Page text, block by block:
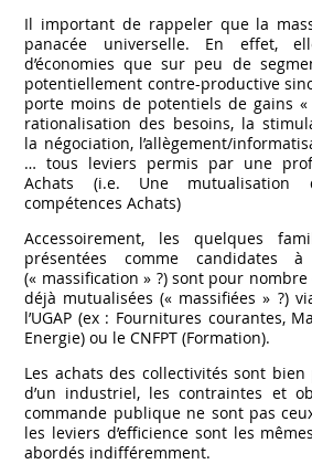
Il important de rappeler que la
panacée universelle. En effet,
d’économies que sur peu de
potentiellement contre-productive
porte moins de potentiels de gains
rationalisation des besoins, la
la négociation, l’allègement/
… tous leviers permis par une
Achats (i.e. Une mutualisation
compétences Achats)
Accessoirement, les quelques
présentées comme candidates
(« massification » ?) sont pour nombre
déjà mutualisées (« massifiées » ?)
l’UGAP (ex : Fournitures courantes,
Energie) ou le CNFPT (Formation).
Les achats des collectivités sont
d’un industriel, les contraintes et
commande publique ne sont pas
les leviers d’efficience sont les
abordés indifféremment.